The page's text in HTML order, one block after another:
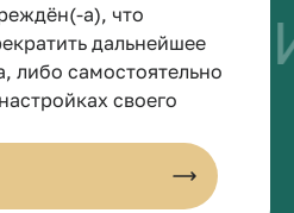
а), что
дальнейшее
либо самостоятельно
своего
медицинский университет
данных